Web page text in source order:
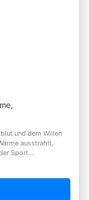
und dem Willen
ausstrahlt,
Sport...